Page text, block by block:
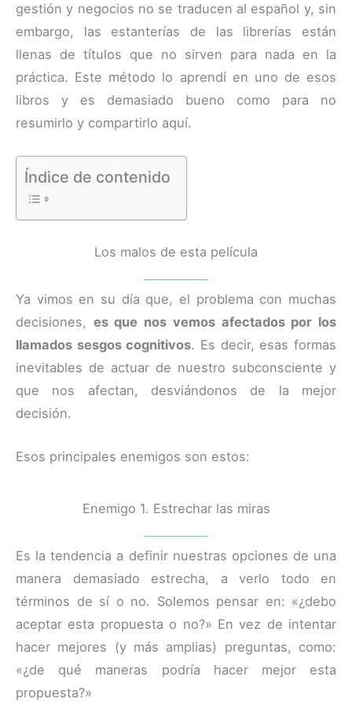
gestión y negocios no se traducen al español y, sin
embargo, las estanterías de las librerías están
llenas de títulos que no sirven para nada en la
práctica. Este método lo aprendí en uno de esos
libros y es demasiado bueno como para no
resumirlo y compartirlo aquí.
Índice de contenido
Los malos de esta película
Ya vimos en su día que, el problema con muchas
decisiones, es que nos vemos afectados por los
llamados sesgos cognitivos. Es decir, esas formas
inevitables de actuar de nuestro subconsciente y
que nos afectan, desviándonos de la mejor
decisión.
Esos principales enemigos son estos:
Enemigo 1. Estrechar las miras
Es la tendencia a definir nuestras opciones de una
manera demasiado estrecha, a verlo todo en
términos de sí o no. Solemos pensar en: «¿debo
aceptar esta propuesta o no?» En vez de intentar
hacer mejores (y más amplias) preguntas, como:
«¿de qué maneras podría hacer mejor esta
propuesta?»